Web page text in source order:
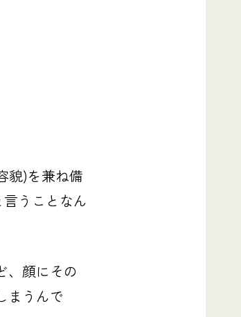
貌)を兼ね備
うことなん
、顔にその
まうんで